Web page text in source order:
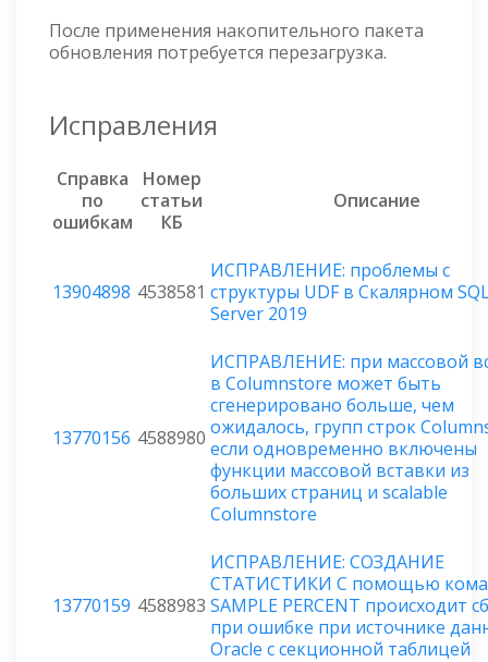
После применения накопительного пакета
обновления потребуется перезагрузка.
Исправления
Справка
по
ошибкам
Номер
статьи
КБ
Описание
13904898 4538581
ИСПРАВЛЕНИЕ: проблемы с
структуры UDF в Скалярном
Server 2019
13770156 4588980
ИСПРАВЛЕНИЕ: при массовой
в Columnstore может быть
сгенерировано больше, чем
ожидалось, групп строк
если одновременно включены
функции массовой вставки из
больших страниц и scalable
Columnstore
13770159 4588983
ИСПРАВЛЕНИЕ: СОЗДАНИЕ
СТАТИСТИКИ С помощью
SAMPLE PERCENT происходит
при ошибке при источнике
Oracle с секционной таблицей